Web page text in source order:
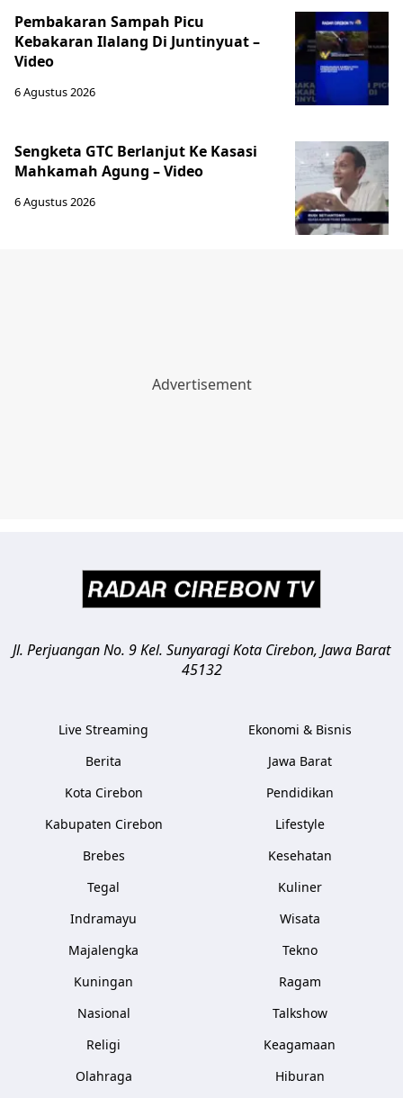
Pembakaran Sampah Picu
Kebakaran Ilalang Di Juntinyuat –
Video
6 Agustus 2026
Sengketa GTC Berlanjut Ke Kasasi
Mahkamah Agung – Video
6 Agustus 2026
Jl. Perjuangan No. 9 Kel. SunyaragiKota Cirebon, Jawa Barat
45132
Live Streaming
Berita
Kota Cirebon
Kabupaten Cirebon
Brebes
Tegal
Indramayu
Majalengka
Kuningan
Nasional
Religi
Olahraga
Ekonomi & Bisnis
Jawa Barat
Pendidikan
Lifestyle
Kesehatan
Kuliner
Wisata
Tekno
Ragam
Talkshow
Keagamaan
Hiburan